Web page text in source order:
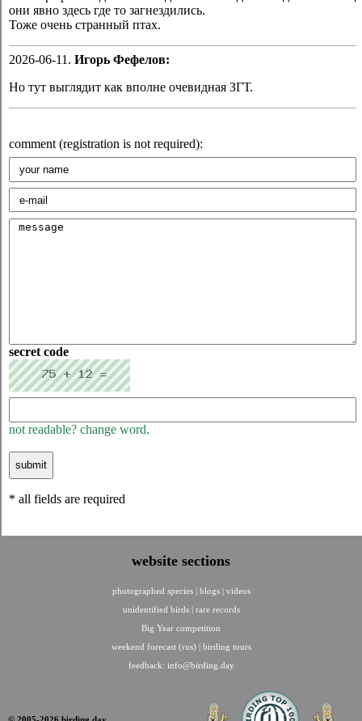
они явно здесь где то загнездились.
Тоже очень странный птах.
2026-06-11. Игорь Фефелов:
Но тут выглядит как вполне очевидная ЗГТ.
comment (registration is not required):
secret code
not readable? change word.
* all fields are required
website sections
photographed species | blogs | videos
unidentified birds | rare records
Big Year competition
weekend forecast (rus) | birding tours
feedback: info@birding.day